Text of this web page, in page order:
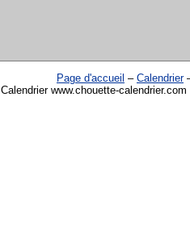
Page d'accueil – Calendrier
Calendrier www.chouette-